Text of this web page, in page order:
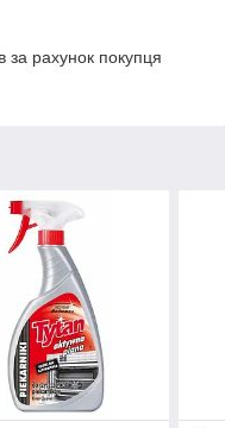
за рахунок покупця